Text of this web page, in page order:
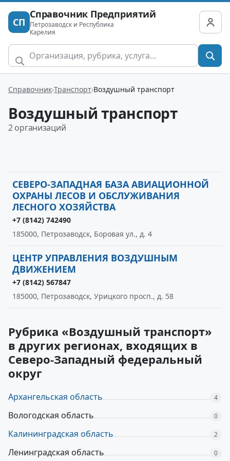
СП
Справочник Предприятий
Петрозаводск и Республика
Карелия
Справочник Транспорт Воздушный транспорт
Воздушный транспорт
2 организаций
СЕВЕРО-ЗАПАДНАЯ БАЗА АВИАЦИОННОЙ
ОХРАНЫ ЛЕСОВ И ОБСЛУЖИВАНИЯ
ЛЕСНОГО ХОЗЯЙСТВА
+7 (8142) 742490
185000, Петрозаводск, Боровая ул., д. 4
ЦЕНТР УПРАВЛЕНИЯ ВОЗДУШНЫМ
ДВИЖЕНИЕМ
+7 (8142) 567847
185000, Петрозаводск, Урицкого просп., д. 58
Рубрика «Воздушный транспорт»
в других регионах, входящих в
Северо-Западный федеральный
округ
Архангельская область 4
Вологодская область 0
Калининградская область 2
Ленинградская область 0